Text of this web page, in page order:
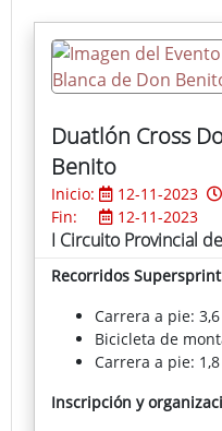
directamente el
con la totalidad.
Fecha límite de
Duatlón Cross
Benito
Inicio: 12-11-2023
Fin:
12-11-2023
I Circuito Provincial
Recorridos
Carrera a pie:
Bicicleta de
Carrera a pie:
Inscripción y